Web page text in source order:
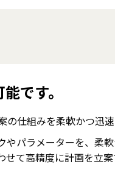
です。
仕組みを柔軟かつ迅速
パラメーターを、柔
て高精度に計画を立案